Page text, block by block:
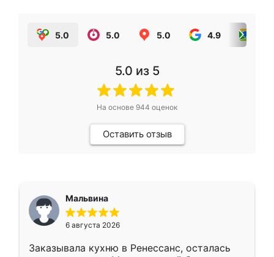
5.0 5.0 5.0 4.9
5.0 из 5
На основе 944 оценок
Оставить отзыв
Мальвина
6 августа 2026
Заказывала кухню в Ренессанс, осталась